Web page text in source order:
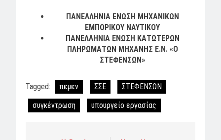
ΠΑΝΕΛΛΗΝΙΑ ΕΝΩΣΗ ΜΗΧΑΝΙΚΩΝ
ΕΜΠΟΡΙΚΟΥ ΝΑΥΤΙΚΟΥ
ΠΑΝΕΛΛΗΝΙΑ ΕΝΩΣΗ ΚΑΤΩΤΕΡΩΝ
ΠΛΗΡΩΜΑΤΩΝ ΜΗΧΑΝΗΣ Ε.Ν. «Ο
ΣΤΕΦΕΝΣΩΝ»
Tagged: πεμεν ΣΣΕ
ΣΤΕΦΕΝΣΩΝ
συγκέντρωση
υπουργείο εργασίας